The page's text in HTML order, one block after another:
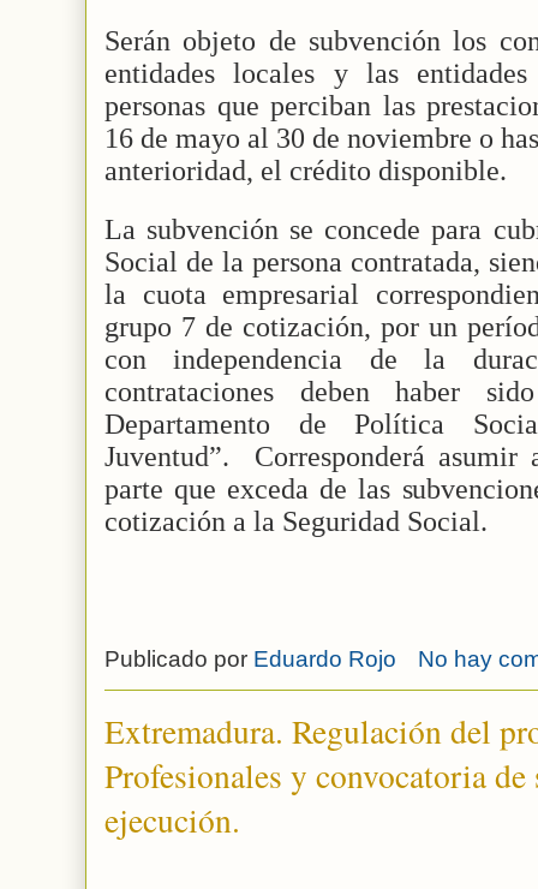
Serán objeto de subvención los
entidades locales y las
personas que perciban las
16 de mayo al 30 de noviembre o
anterioridad, el crédito disponible.
La subvención se concede para
Social de la persona contratada,
la cuota empresarial
grupo 7 de cotización, por un
con independencia de la
contrataciones deben haber
Departamento de Política
Juventud”.
Corresponderá
parte que exceda de las
cotización a la Seguridad Social.
Publicado por Eduardo Rojo No hay
Extremadura. Regulación del
Profesionales y convocatoria de
ejecución.